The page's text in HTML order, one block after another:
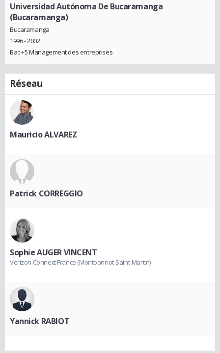
Universidad Autónoma De Bucaramanga
(Bucaramanga)
Bucaramanga
1996 - 2002
Bac +5 Management des entreprises
Réseau
Mauricio ALVAREZ
Patrick CORREGGIO
Sophie AUGER VINCENT
Verizon Connect France (Montbonnot-Saint-Martin)
Yannick RABIOT